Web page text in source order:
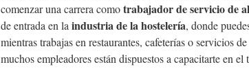
comenzar una carrera comotrabajador de servicio de
de entrada en la industria de la hostelería, donde
mientras trabajas en restaurantes, cafeterías o servicios
muchos empleadores están dispuestos a capacitarte en el